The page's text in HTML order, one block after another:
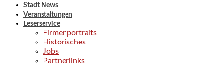
Stadt News
Veranstaltungen
Leserservice
Firmenportraits
Historisches
Jobs
Partnerlinks